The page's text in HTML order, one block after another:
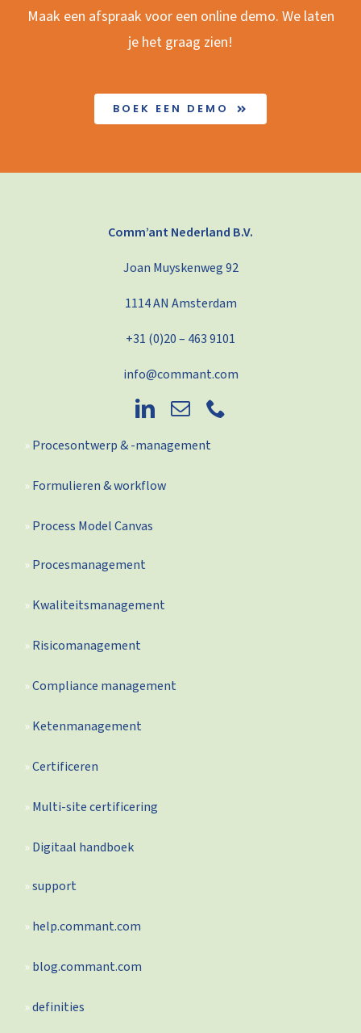
Maak een afspraak voor een online demo. We laten
je het graag zien!
BOEK EEN DEMO
Comm’ant Nederland B.V.
Joan Muyskenweg 92
1114 AN Amsterdam
+31 (0)20 – 463 9101
info@commant.com
Procesontwerp & -management
Formulieren & workflow
Process Model Canvas
Procesmanagement
Kwaliteitsmanagement
Risicomanagement
Compliance management
Ketenmanagement
Certificeren
Multi-site certificering
Digitaal handboek
support
help.commant.com
blog.commant.com
definities